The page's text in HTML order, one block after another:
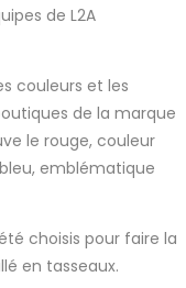
de L2A
couleurs et les
de la marque
le rouge, couleur
emblématique
choisis pour faire la
en tasseaux.